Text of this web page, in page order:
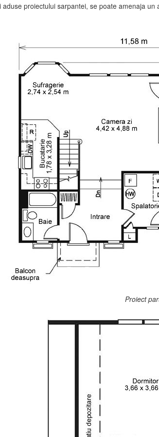
aduse proiectului sarpantei, se poate amenaja
Proiect